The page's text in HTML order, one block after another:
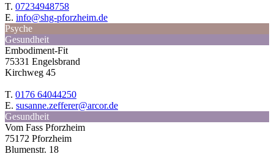
T. 07234948758
E. info@shg-pforzheim.de
Psyche
Gesundheit
Embodiment-Fit
75331 Engelsbrand
Kirchweg 45
T. 0176 64044250
E. susanne.zefferer@arcor.de
Gesundheit
Vom Fass Pforzheim
75172 Pforzheim
Blumenstr. 18